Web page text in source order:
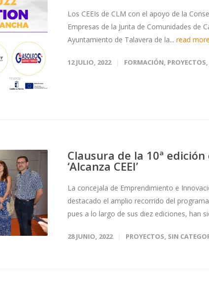
Los CEEIs de CLM con el apoyo de la
Empresas de la Junta de Comunidades de
Ayuntamiento de Talavera de la... read
12 JULIO, 2022 FORMACIÓN, PROYECTOS,
Clausura de la 10ª
‘Alcanza CEEI’
La concejala de Emprendimiento e
destacado el amplio recorrido del programa
pues a lo largo de sus diez ediciones, han
28 JUNIO, 2022 PROYECTOS, SIN